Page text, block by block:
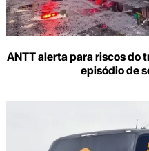
ANTT alerta para riscos do
episódio de